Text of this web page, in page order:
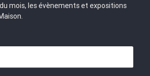
mois, les évènements et expositions